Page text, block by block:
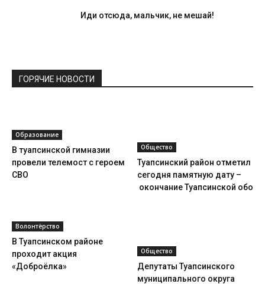
Иди отсюда, мальчик, не мешай!
ГОРЯЧИЕ НОВОСТИ
Образование
В туапсинской гимназии
провели телемост с героем
СВО
Общество
Туапсинский район отметил
сегодня памятную дату –
окончание Туапсинской
Волонтёрство
В Туапсинском районе
проходит акция
«Доброёлка»
Общество
Депутаты Туапсинского
муниципального округа